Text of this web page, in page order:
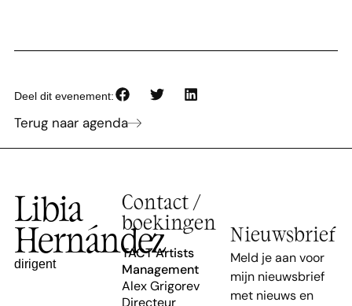
Deel dit evenement:
Terug naar agenda
Libia
Hernández
dirigent
Contact /
boekingen
TACT Artists
Management
Alex Grigorev
Directeur
Nieuwsbrief
Meld je aan voor
mijn nieuwsbrief
met nieuws en